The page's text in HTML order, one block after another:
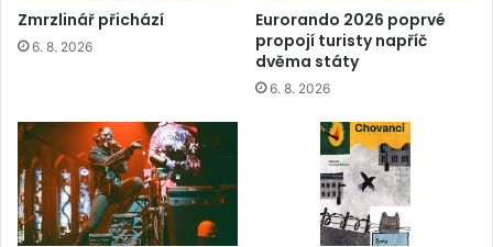
Zmrzlinář přichází
6. 8. 2026
Eurorando 2026 poprvé
propojí turisty napříč
dvěma státy
6. 8. 2026